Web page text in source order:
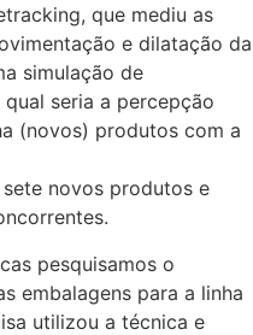
que mediu as
e dilatação da
simulação de
seria a percepção
(novos) produtos com a
novos produtos e
pesquisamos o
embalagens para a linha
utilizou a técnica e